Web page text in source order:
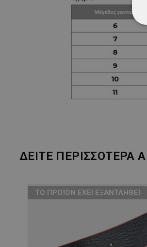
ΔΕΙΤΕ ΠΕΡΙΣΣΟΤΕΡΑ
ТΟ ΠΡΟΪΌΝ ΈΧΕΙ ΕΞΑΝΤΛΗΘΕΊ